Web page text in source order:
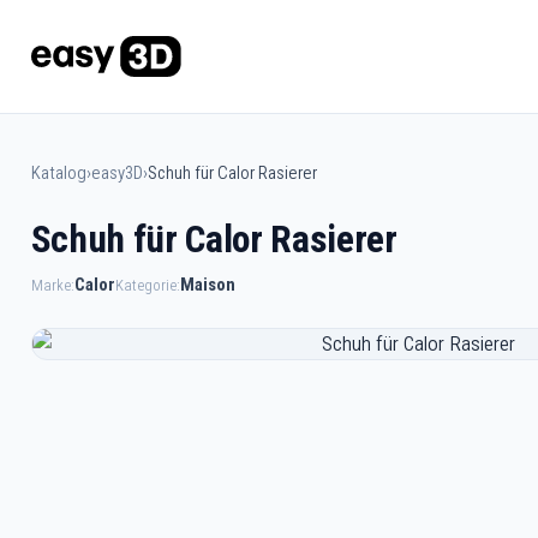
Katalog›easy3D›Schuh für Calor Rasierer
Schuh für Calor Rasierer
Marke:CalorKategorie:Maison